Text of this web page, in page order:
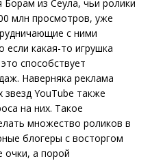
из Сеула, чьи ролики
млн просмотров, уже
с ними
какая-то игрушка
способствует
Наверняка реклама
звезд YouTube также
на них. Такое
множество роликов в
блогеры с восторгом
очки, а порой